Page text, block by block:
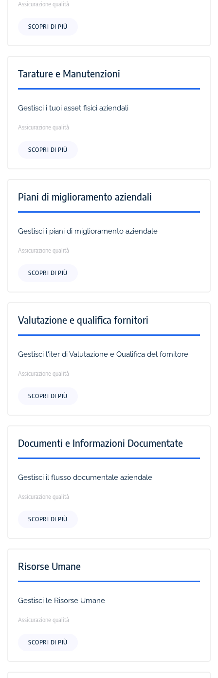
Assicurazione qualità
SCOPRI DI PIÙ
Tarature e Manutenzioni
Gestisci i tuoi asset fisici aziendali
Assicurazione qualità
SCOPRI DI PIÙ
Piani di miglioramento aziendali
Gestisci i piani di miglioramento aziendale
Assicurazione qualità
SCOPRI DI PIÙ
Valutazione e qualifica fornitori
Gestisci l'iter di Valutazione e Qualifica del fornitore
Assicurazione qualità
SCOPRI DI PIÙ
Documenti e Informazioni Documentate
Gestisci il flusso documentale aziendale
Assicurazione qualità
SCOPRI DI PIÙ
Risorse Umane
Gestisci le Risorse Umane
Assicurazione qualità
SCOPRI DI PIÙ